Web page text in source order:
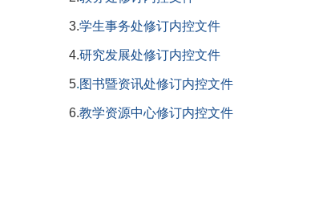
3.学生事务处修订内控文件
4.研究发展处修订内控文件
5.图书暨资讯处修订内控文件
6.教学资源中心修订内控文件